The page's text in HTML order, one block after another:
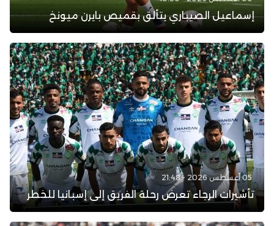
إسماعيل الصيباري يتألق بقميص بايرن ميونخ
05 أغسطس 2026 - 21:48
تأشيرات الرجاء تعرض رحلة الفريق إلى إسبانيا للخطر